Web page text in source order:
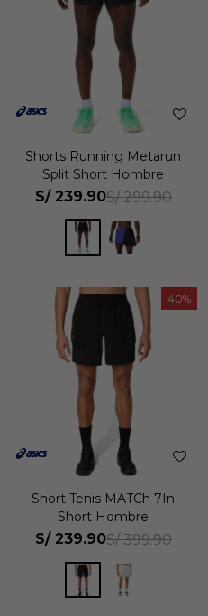
Shorts Running Metarun
Split Short Hombre
S/ 239.90S/ 299.90
40
Short Tenis MATCh 7In
Short Hombre
S/ 239.90S/ 399.90